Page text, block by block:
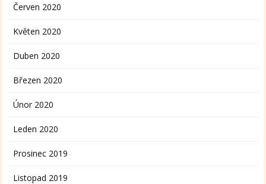
Červen 2020
Květen 2020
Duben 2020
Březen 2020
Únor 2020
Leden 2020
Prosinec 2019
Listopad 2019